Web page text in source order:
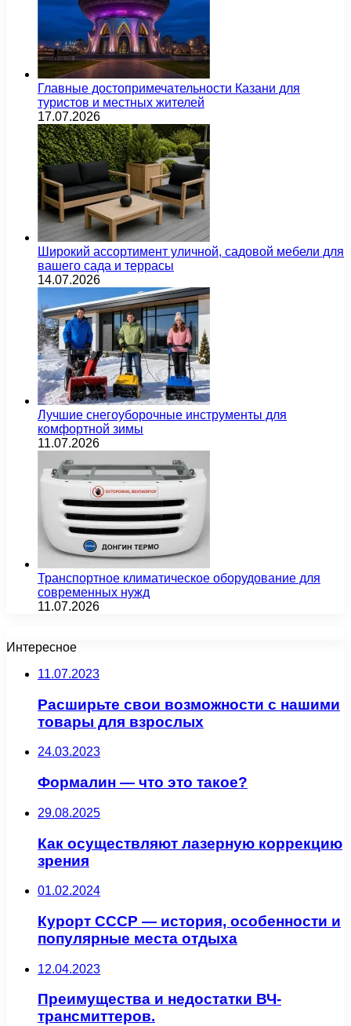
Главные достопримечательности Казани для
туристов и местных жителей
17.07.2026
Широкий ассортимент уличной, садовой мебели для
вашего сада и террасы
14.07.2026
Лучшие снегоуборочные инструменты для
комфортной зимы
11.07.2026
Транспортное климатическое оборудование для
современных нужд
11.07.2026
Интересное
11.07.2023
Расширьте свои возможности с нашими
товары для взрослых
24.03.2023
Формалин — что это такое?
29.08.2025
Как осуществляют лазерную коррекцию
зрения
01.02.2024
Курорт СССР — история, особенности и
популярные места отдыха
12.04.2023
Преимущества и недостатки ВЧ-
трансмиттеров.